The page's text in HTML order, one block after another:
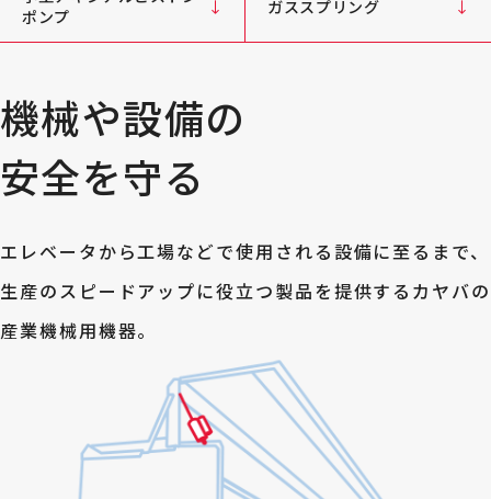
ポンプ
ガススプリング
機械や設備の
安全を守る
エレベータから工場などで使用される設備に至るまで、
生産のスピードアップに役立つ製品を提供するカヤバの
産業機械用機器。